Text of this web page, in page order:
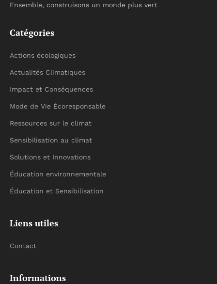
Ensemble, construisons un monde plus vert
Catégories
Actions écologiques
Actualités Climatiques
Impact et Conséquences
Mode de Vie Écoresponsable
Ressources sur le climat
Sensibilisation au climat
Solutions et Innovations
Éducation environnementale
Éducation et Sensibilisation
Liens utiles
Contact
Informations